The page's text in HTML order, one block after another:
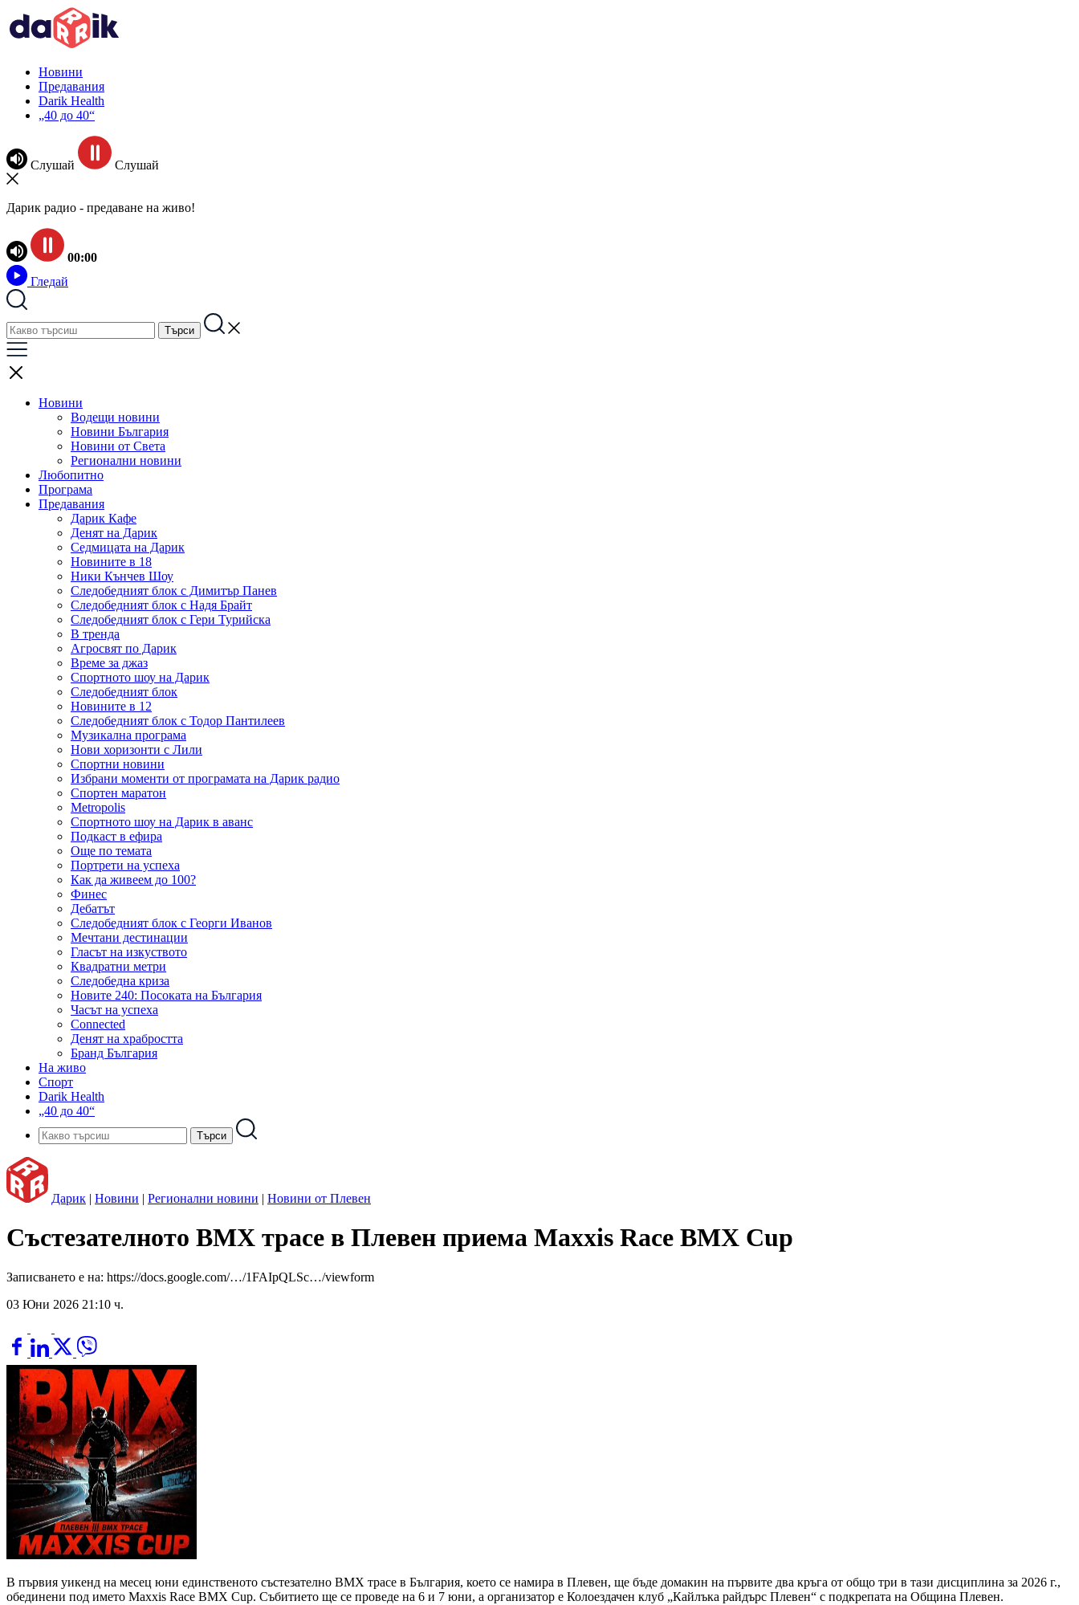
Новини
Предавания
Darik Health
„40 до 40“
Слушай Слушай
Дарик радио - предаване на живо!
00:00
Гледай
Новини
Водещи новини
Новини България
Новини от Света
Регионални новини
Любопитно
Програма
Предавания
Дарик Кафе
Денят на Дарик
Седмицата на Дарик
Новините в 18
Ники Кънчев Шоу
Следобедният блок с Димитър Панев
Следобедният блок с Надя Брайт
Следобедният блок с Гери Турийска
В тренда
Агросвят по Дарик
Време за джаз
Спортното шоу на Дарик
Следобедният блок
Новините в 12
Следобедният блок с Тодор Пантилеев
Музикална програма
Нови хоризонти с Лили
Спортни новини
Избрани моменти от програмата на Дарик радио
Спортен маратон
Metropolis
Спортното шоу на Дарик в аванс
Подкаст в ефира
Още по темата
Портрети на успеха
Как да живеем до 100?
Финес
Дебатът
Следобедният блок с Георги Иванов
Мечтани дестинации
Гласът на изкуството
Квадратни метри
Следобедна криза
Новите 240: Посоката на България
Часът на успеха
Connected
Денят на храбростта
Бранд България
На живо
Спорт
Darik Health
„40 до 40“
Дарик | Новини | Регионални новини | Новини от Плевен
Състезателното BMX трасе в Плевен приема Maxxis Race BMX Cup
Записването е на: https://docs.google.com/…/1FAIpQLSc…/viewform
03 Юни 2026 21:10 ч.
В първия уикенд на месец юни единственото състезателно BMX трасе в България, което се намира в Плевен, ще бъде домакин на първите два кръга от общо три в тази дисциплина за 2026 г.,
обединени под името Maxxis Race BMX Cup. Събитието ще се проведе на 6 и 7 юни, а организатор е Колоездачен клуб „Кайлъка райдърс Плевен“ с подкрепата на Община Плевен.